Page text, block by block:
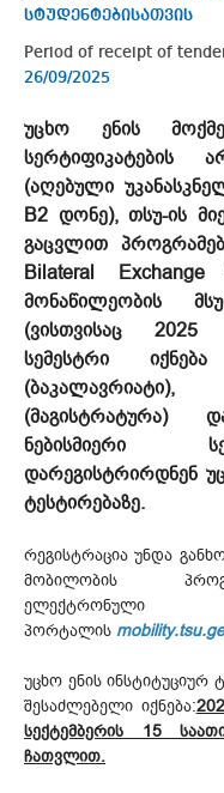
სტუდენტებისათვის
Period of receipt of
26/09/2025
უცხო ენის
სერტიფიკატების
(აღებული
B2 დონე), თსუ-ის
გაცვლით
Bilateral
მონაწილეობის
(ვისთვისაც
სემესტრი
(მაგისტრატურა)
ნებისმიერი
დარეგისტრირდნენ
ტესტირებაზე.
რეგისტრაცია უნდა
მობილობის
ელექტრონული
პორტალის mobility.tsu.ge
უცხო ენის ინსტიტუციურ
შესაძლებელი იქნება:
სექტემბერის 15
ჩათვლით.